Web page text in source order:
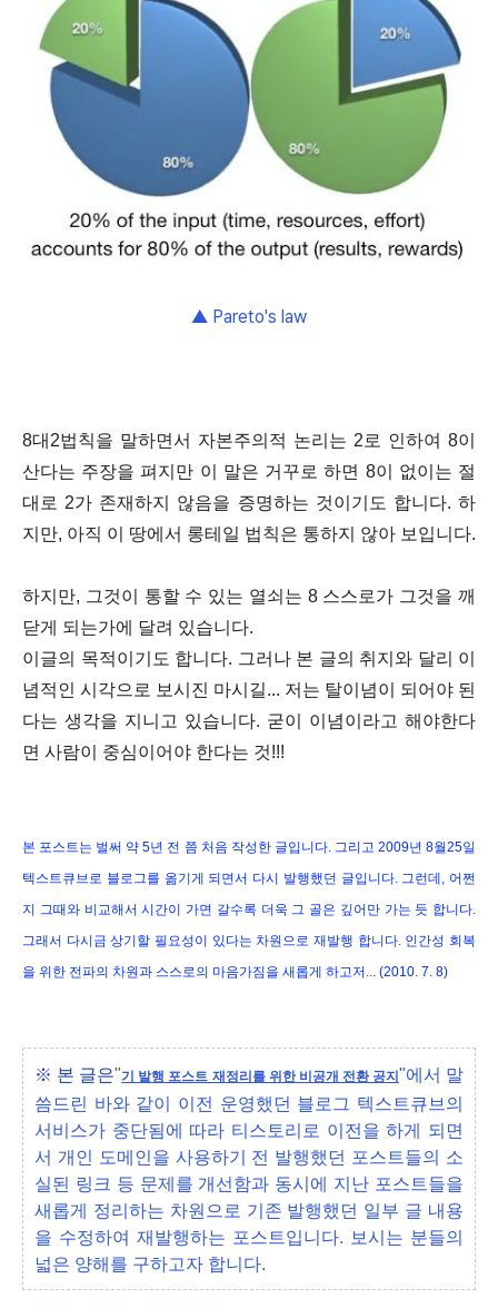
▲ Pareto's law
8대2법칙을 말하면서 자본주의적 논리는 2로 인하여 8이
산다는 주장을 펴지만 이 말은 거꾸로 하면 8이 없이는 절
대로 2가 존재하지 않음을 증명하는 것이기도 합니다. 하
지만, 아직 이 땅에서 롱테일 법칙은 통하지 않아 보입니다.
하지만, 그것이 통할 수 있는 열쇠는 8 스스로가 그것을 깨
닫게 되는가에 달려 있습니다.
이글의 목적이기도 합니다. 그러나 본 글의 취지와 달리 이
념적인 시각으로 보시진 마시길... 저는 탈이념이 되어야 된
다는 생각을 지니고 있습니다. 굳이 이념이라고 해야한다
면 사람이 중심이어야 한다는 것!!!
본 포스트는 벌써 약 5년 전 쯤 처음 작성한 글입니다. 그리고 2009년 8월25일
텍스트큐브로 블로그를 옮기게 되면서 다시 발행했던 글입니다. 그런데, 어쩐
지 그때와 비교해서 시간이 가면 갈수록 더욱 그 골은 깊어만 가는 듯 합니다.
그래서 다시금 상기할 필요성이 있다는 차원으로 재발행 합니다. 인간성 회복
을 위한 전파의 차원과 스스로의 마음가짐을 새롭게 하고저... (2010. 7. 8)
※ 본 글은"기 발행 포스트 재정리를 위한 비공개 전환 공지"에서 말
씀드린 바와 같이 이전 운영했던 블로그 텍스트큐브의
서비스가 중단됨에 따라 티스토리로 이전을 하게 되면
서 개인 도메인을 사용하기 전 발행했던 포스트들의 소
실된 링크 등 문제를 개선함과 동시에 지난 포스트들을
새롭게 정리하는 차원으로 기존 발행했던 일부 글 내용
을 수정하여 재발행하는 포스트입니다. 보시는 분들의
넓은 양해를 구하고자 합니다.